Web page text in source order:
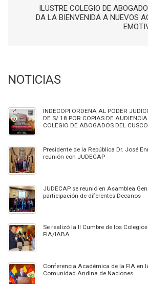
ILUSTRE COLEGIO DE
DA LA BIENVENIDA A NUEVOS
NOTICIAS
INDECOPI ORDENA AL PODER
DE S/ 18 POR COPIAS DE
COLEGIO DE ABOGADOS DEL CUSCO
Presidente de la República Dr. José
reunión con JUDECAP
JUDECAP se reunió en Asamblea
participación de diferentes Decanos
Se realizó la II Cumbre de los
FIA/IABA
Conferencia Académica de la FIA en
Comunidad Andina de Naciones